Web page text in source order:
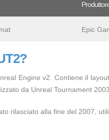
Epic
Engine v2. Contiene il
da Unreal Tournament
rilasciato alla fine del 2007,